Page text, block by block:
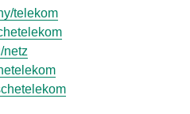
telekom
netz